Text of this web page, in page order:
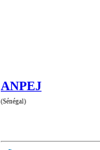
ANPEJ
(Sénégal)